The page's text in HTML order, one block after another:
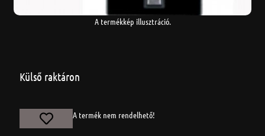
A termékkép illusztráció.
Külső raktáron
A termék nem rendelhető!